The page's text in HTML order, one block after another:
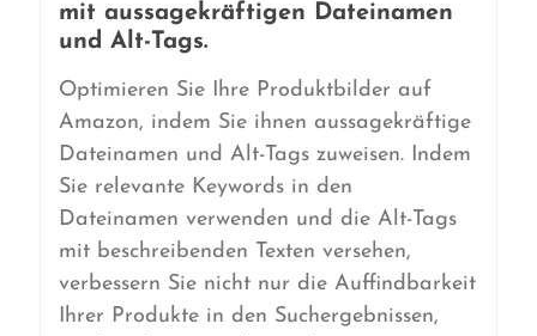
mit aussagekräftigen Dateinamen
und Alt-Tags.
Optimieren Sie Ihre Produktbilder auf
Amazon, indem Sie ihnen aussagekräftige
Dateinamen und Alt-Tags zuweisen. Indem
Sie relevante Keywords in den
Dateinamen verwenden und die Alt-Tags
mit beschreibenden Texten versehen,
verbessern Sie nicht nur die Auffindbarkeit
Ihrer Produkte in den Suchergebnissen,